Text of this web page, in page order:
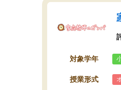
対象学年
授業形式